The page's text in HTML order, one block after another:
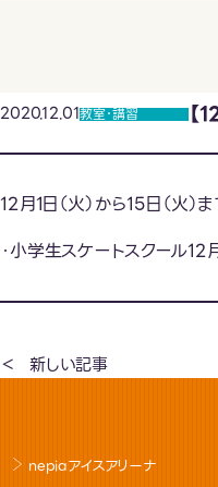
【
2020.12.01教室･講習
12月1日（火）から15日（火
・小学生スケートスクール12
新しい記事
nepiaアイスアリーナ